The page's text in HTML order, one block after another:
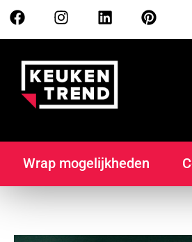
Wrap mogelijkheden